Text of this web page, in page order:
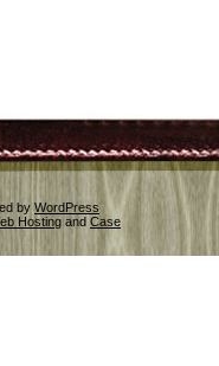
by WordPress
Hosting and Case